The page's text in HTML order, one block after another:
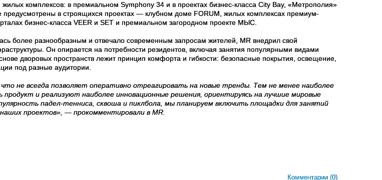
комплексов: в премиальном Symphony 34 и в проектах бизнес-класса City Bay, «Метрополия»
предусмотрены в строящихся проектах — клубном доме FORUM, жилых комплексах премиум-
бизнес-класса VEER и SET и премиальном загородном проекте МЫС.
более разнообразным и отвечало современным запросам жителей, MR внедрил свой
Он опирается на потребности резидентов, включая занятия популярными видами
дворовых пространств лежит принцип комфорта и гибкости: безопасные покрытия, освещение,
под разные аудитории.
не всегда позволяет оперативно отреагировать на новые тренды. Тем не менее наиболее
и реализуют наиболее инновационные решения, ориентируясь на лучшие мировые
падел-тенниса, сквоша и пиклбола, мы планируем включить площадки для занятий
проектов», — прокомментировали в MR.
Комментарии (0)